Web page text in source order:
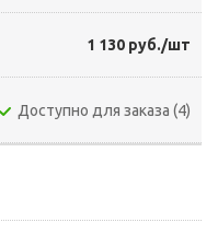
1 130 руб./шт
Доступно для заказа (4)